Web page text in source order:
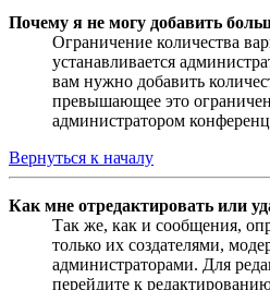
Почему я не могу добавить
Ограничение количества
устанавливается
вам нужно добавить
превышающее это
администратором
Вернуться к началу
Как мне отредактировать или
Так же, как и сообщения,
только их создателями,
администраторами. Для
перейдите к